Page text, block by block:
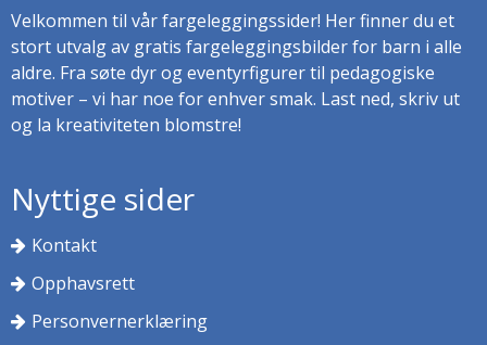
Velkommen til vår fargeleggingssider! Her finner du et
stort utvalg av gratis fargeleggingsbilder for barn i alle
aldre. Fra søte dyr og eventyrfigurer til pedagogiske
motiver – vi har noe for enhver smak. Last ned, skriv ut
og la kreativiteten blomstre!
Nyttige sider
Kontakt
Opphavsrett
Personvernerklæring